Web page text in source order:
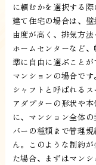
に頼むかを選択する
建て住宅の場合は、
由度が高く、排気方
ホームセンターなど
準に自由に選ぶこと
マンションの場合で
シャフトと呼ばれる
アダプターの形状や
に、マンション全体
バーの種類まで管理
ん。このような制約
た場合、まずはマン